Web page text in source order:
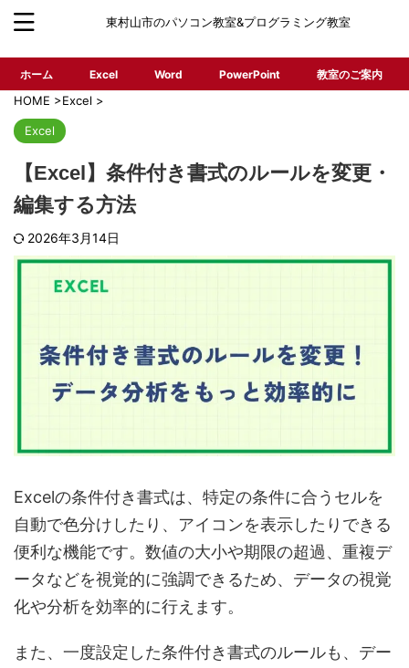
東村山市のパソコン教室&プログラミング教室
ホーム Excel Word PowerPoint 教室のご案内
HOME >Excel >
Excel
【Excel】条件付き書式のルールを変更・
編集する方法
2026年3月14日
Excelの条件付き書式は、特定の条件に合うセルを
自動で色分けしたり、アイコンを表示したりできる
便利な機能です。数値の大小や期限の超過、重複デ
ータなどを視覚的に強調できるため、データの視覚
化や分析を効率的に行えます。
また、一度設定した条件付き書式のルールも、デー